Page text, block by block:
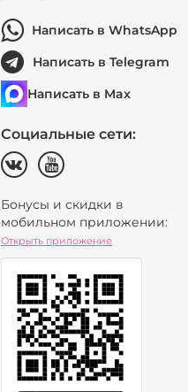
Написать в WhatsApp
Написать в Telegram
Написать в Max
Социальные сети:
Бонусы и скидки в
мобильном приложении:
Открыть приложение